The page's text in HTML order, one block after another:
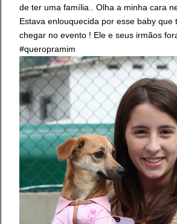
de ter uma família.. Olha a minha cara
Estava enlouquecida por esse baby que
chegar no evento ! Ele e seus irmãos
#queropramim